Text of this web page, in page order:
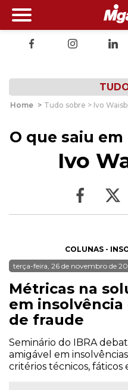
Home > Tudo sobre > Ivo
O que saiu
Ivo
COLUNAS -
terça-feira, 26 de novembro de
Métricas na
em
de fraude
Seminário do IBRA
amigável em
critérios técnicos, fáticos